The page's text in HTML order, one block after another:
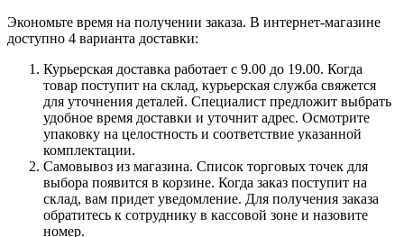
Экономьте время на получении заказа. В интернет-магазине
доступно 4 варианта доставки:
Курьерская доставка работает с 9.00 до 19.00. Когда
товар поступит на склад, курьерская служба свяжется
для уточнения деталей. Специалист предложит выбрать
удобное время доставки и уточнит адрес. Осмотрите
упаковку на целостность и соответствие указанной
комплектации.
Самовывоз из магазина. Список торговых точек для
выбора появится в корзине. Когда заказ поступит на
склад, вам придет уведомление. Для получения заказа
обратитесь к сотруднику в кассовой зоне и назовите
номер.